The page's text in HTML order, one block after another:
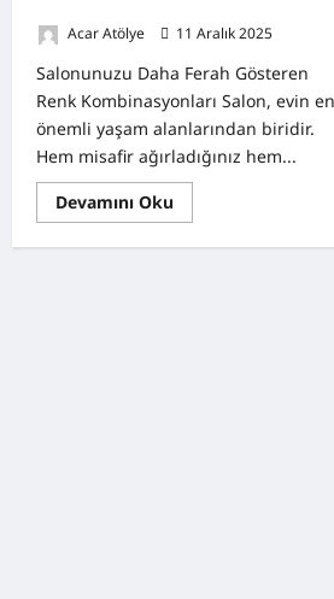
Acar Atölye
11 Aralık 2025
Salonunuzu Daha Ferah Gösteren
Renk Kombinasyonları Salon, evin en
önemli yaşam alanlarından biridir.
Hem misafir ağırladığınız hem...
Devamını Oku
more
Salonunuzu